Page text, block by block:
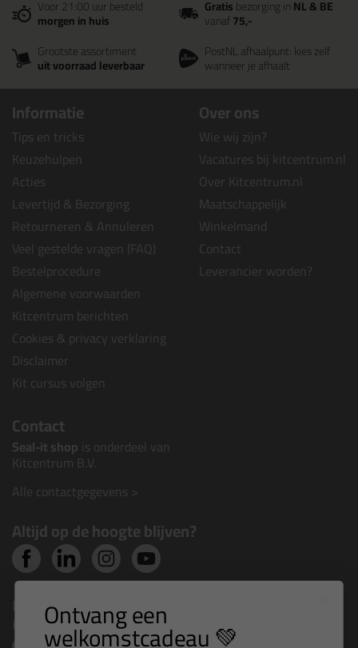
Voor 21:00 uur besteld
morgen in huis
Gratisbezorging inNL & BE
vanaf75,-
Grootste assortiment
uit voorraad leverbaar
PostNL afhaalpunt: kies zelf
wanneer je afhaalt
Informatie
Tips en tricks
Keuzehulpen
Acties
Levertijd & Bezorging
Retourneren & Annuleren
Veel gestelde vragen (FAQ)
Bestelprocedure
Algemene voorwaarden
Kitcentrum berichten
Cookies & privacy verklaring
Disclaimer
Kit cursus volgen
Over ons
Wie wij zijn?
Vacatures bij kitcentrum.nl
Over Kitcentrum.nl
Maatschappelijk
Winkelmand
Contact
Leverancier worden?
Contact
Seal-it shop is onderdeel van
Kitcentrum B.V.
Alle contactgegevens >
Altijd op de hoogte blijven?
Nieuws, tips en exclusieve deals rechtstreeks in je
inbox Ontvang een
welkomstcadeau 💚